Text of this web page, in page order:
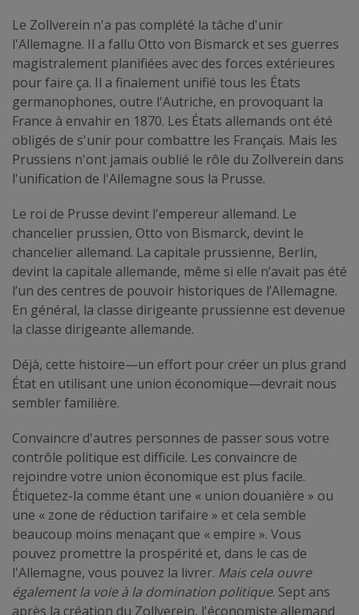
Le Zollverein n'a pas complété la tâche d'unir
l'Allemagne. Il a fallu Otto von Bismarck et ses guerres
magistralement planifiées avec des forces extérieures
pour faire ça. Il a finalement unifié tous les États
germanophones, outre l'Autriche, en provoquant la
France à envahir en 1870. Les États allemands ont été
obligés de s'unir pour combattre les Français. Mais les
Prussiens n'ont jamais oublié le rôle du Zollverein dans
l'unification de l'Allemagne sous la Prusse.
Le roi de Prusse devint l'empereur allemand. Le
chancelier prussien, Otto von Bismarck, devint le
chancelier allemand. La capitale prussienne, Berlin,
devint la capitale allemande, même si elle n’avait pas été
l’un des centres de pouvoir historiques de l’Allemagne.
En général, la classe dirigeante prussienne est devenue
la classe dirigeante allemande.
Déjà, cette histoire—un effort pour créer un plus grand
État en utilisant une union économique—devrait nous
sembler familière.
Convaincre d'autres personnes de passer sous votre
contrôle politique est difficile. Les convaincre de
rejoindre votre union économique est plus facile.
Étiquetez-la comme étant une « union douanière » ou
une « zone de réduction tarifaire » et cela semble
beaucoup moins menaçant que « empire ». Vous
pouvez promettre la prospérité et, dans le cas de
l'Allemagne, vous pouvez la livrer. Mais cela ouvre
également la voie à la domination politique. Sept ans
après la création du Zollverein, l'économiste allemand